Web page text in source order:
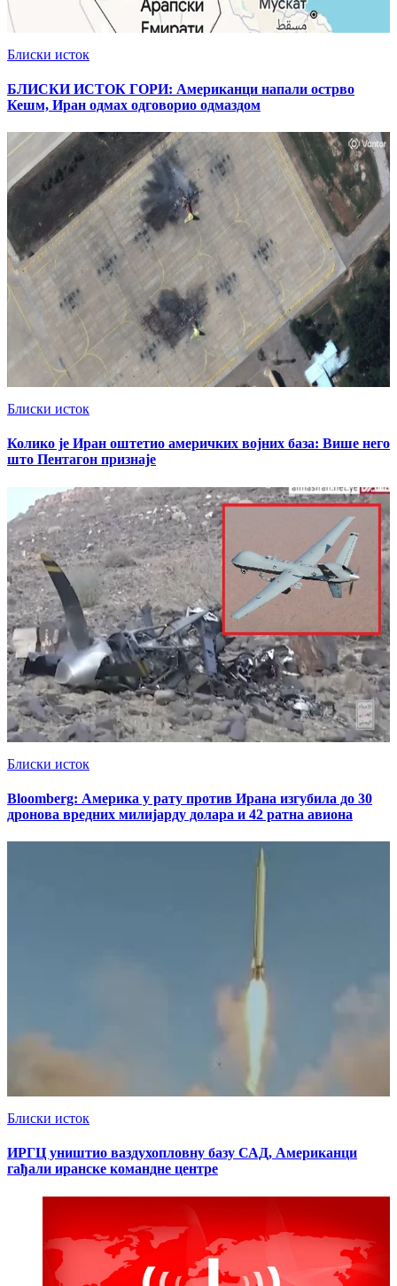
Блиски исток
БЛИСКИ ИСТОК ГОРИ: Американци напали острво
Кешм, Иран одмах одговорио одмаздом
Блиски исток
Колико је Иран оштетио америчких војних база: Више него
што Пентагон признаје
Блиски исток
Bloomberg: Америка у рату против Ирана изгубилa до 30
дронова вредних милијарду долара и 42 ратна авиона
Блиски исток
ИРГЦ уништио ваздухопловну базу САД, Американци
гађали иранске командне центре